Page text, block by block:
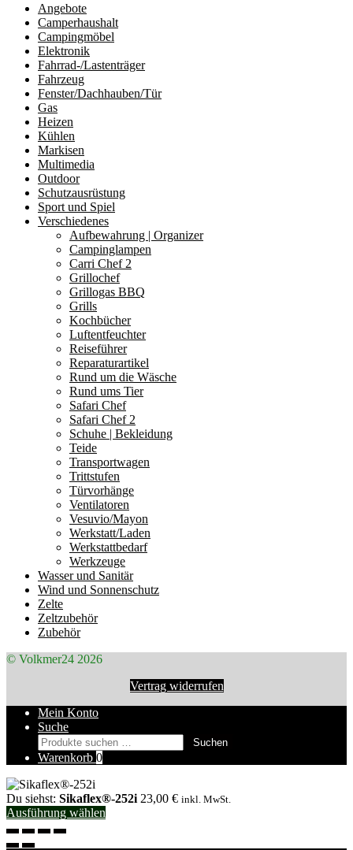
Angebote
Camperhaushalt
Campingmöbel
Elektronik
Fahrrad-/Lastenträger
Fahrzeug
Fenster/Dachhauben/Tür
Gas
Heizen
Kühlen
Markisen
Multimedia
Outdoor
Schutzausrüstung
Sport und Spiel
Verschiedenes
Aufbewahrung | Organizer
Campinglampen
Carri Chef 2
Grillochef
Grillogas BBQ
Grills
Kochbücher
Luftentfeuchter
Reiseführer
Reparaturartikel
Rund um die Wäsche
Rund ums Tier
Safari Chef
Safari Chef 2
Schuhe | Bekleidung
Teide
Transportwagen
Trittstufen
Türvorhänge
Ventilatoren
Vesuvio/Mayon
Werkstatt/Laden
Werkstattbedarf
Werkzeuge
Wasser und Sanitär
Wind und Sonnenschutz
Zelte
Zeltzubehör
Zubehör
© Volkmer24 2026
Vertrag widerrufen
Mein Konto
Suche
Suchen
nach:
Suchen
Warenkorb 0
Du siehst: Sikaflex®-252i 23,00 € inkl. MwSt.
Ausführung wählen